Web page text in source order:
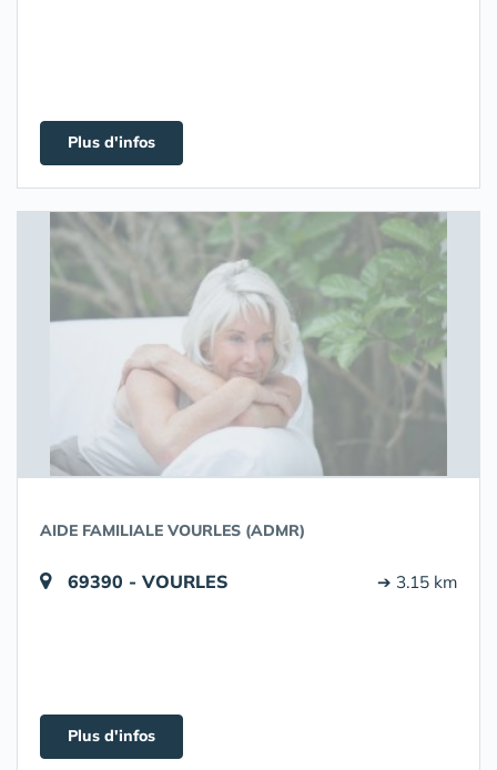
Plus d'infos
AIDE FAMILIALE VOURLES (ADMR)
69390 - VOURLES ➔ 3.15 km
Plus d'infos